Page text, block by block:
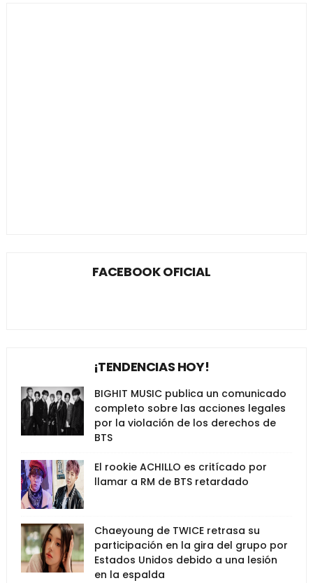
FACEBOOK OFICIAL
¡TENDENCIAS HOY!
BIGHIT MUSIC publica un comunicado
completo sobre las acciones legales
por la violación de los derechos de
BTS
El rookie ACHILLO es critícado por
llamar a RM de BTS retardado
Chaeyoung de TWICE retrasa su
participación en la gira del grupo por
Estados Unidos debido a una lesión
en la espalda